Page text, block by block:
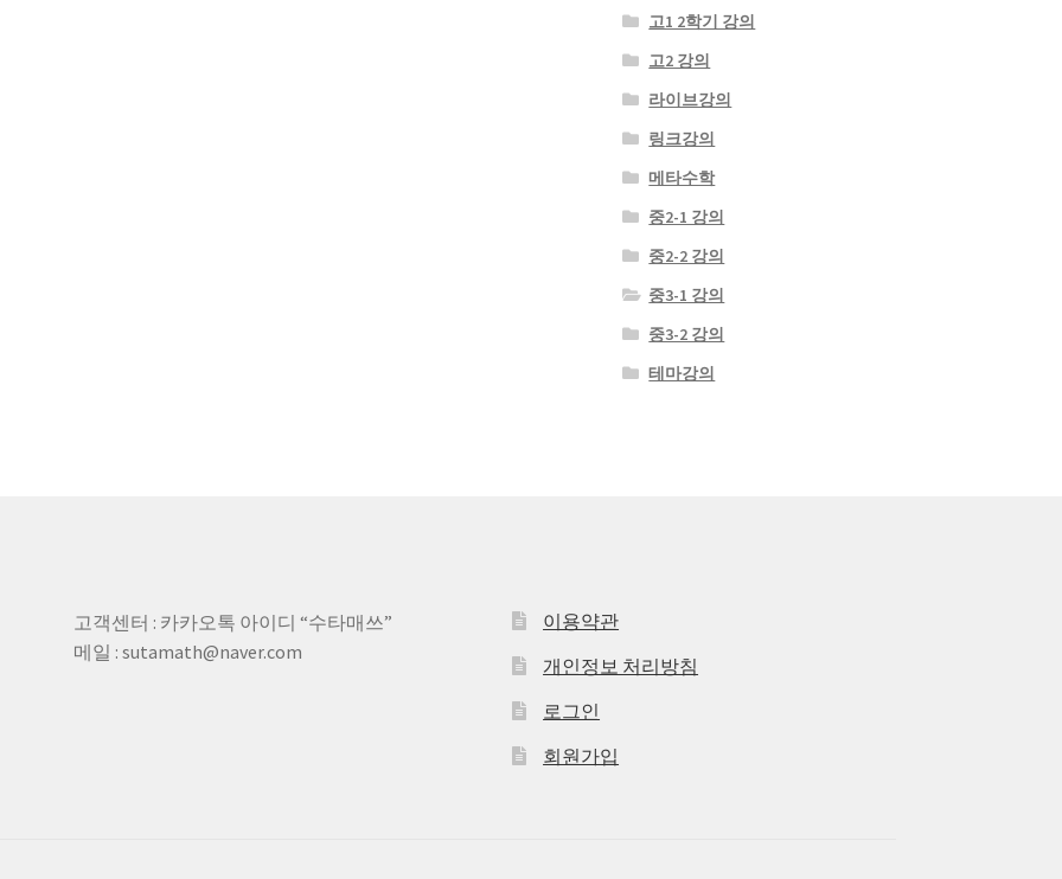
고1 2학기 강의
고2 강의
라이브강의
링크강의
메타수학
중2-1 강의
중2-2 강의
중3-1 강의
중3-2 강의
테마강의
고객센터 : 카카오톡 아이디 “수타매쓰”
메일 : sutamath@naver.com
이용약관
개인정보 처리방침
로그인
회원가입